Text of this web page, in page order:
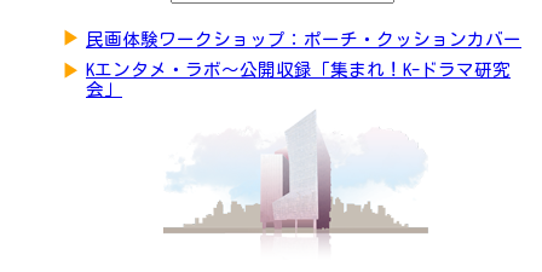
▶ 民画体験ワークショップ：ポーチ・クッションカバー
▶ Kエンタメ・ラボ～公開収録「集まれ！K-ドラマ研究
会」